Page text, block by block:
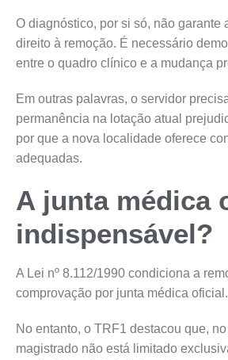
O diagnóstico, por si só, não garante
direito à remoção. É necessário
entre o quadro clínico e a mudança
Em outras palavras, o servidor
permanência na lotação atual
por que a nova localidade oferece
adequadas.
A junta médica
indispensável?
A Lei nº 8.112/1990 condiciona a
comprovação por junta médica oficial.
No entanto, o TRF1 destacou que,
magistrado não está limitado